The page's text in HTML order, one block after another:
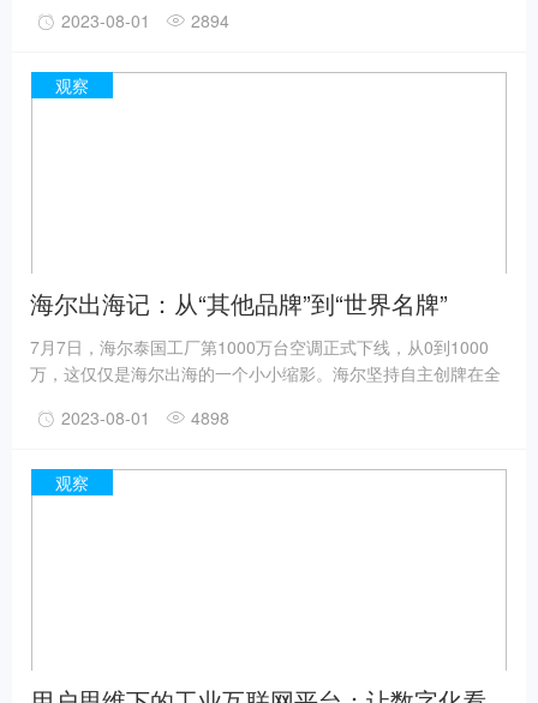
「百事校园最强音」十周年之际，「热爱全开音乐节」登陆青岛
与音乐节相结合。年轻选手们热爱全开激情比拼，创新元宇宙玩
2023-08-01 2894
观察
海尔出海记：从“其他品牌”到“世界名牌”
7月7日，海尔泰国工厂第1000万台空调正式下线，从0到1000
万，这仅仅是海尔出海的一个小小缩影。海尔坚持自主创牌在全
自主创牌的初心从未动摇。
2023-08-01 4898
观察